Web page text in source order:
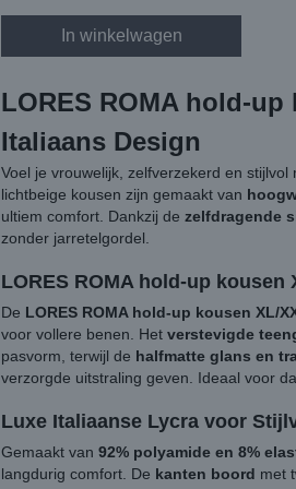
In winkelwagen
LORES ROMA hold-
Italiaans Design
Voel je vrouwelijk, zelfverzekerd en stijlvol
lichtbeige kousen zijn gemaakt van
ultiem comfort. Dankzij de zelfdragende
zonder jarretelgordel.
LORES ROMA hold-up
De LORES ROMA hold-up kousen XL/
voor vollere benen. Het verstevigde
pasvorm, terwijl de halfmatte glans en
verzorgde uitstraling geven. Ideaal voor
Luxe Italiaanse Lycra voor
Gemaakt van 92% polyamide en 8%
langdurig comfort. De kanten boord met